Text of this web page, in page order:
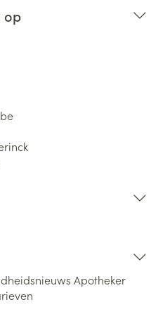
op
Apotheker